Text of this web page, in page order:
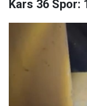
Kars 36 Spor: